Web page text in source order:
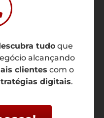
tudo que
alcançando
clientes com o
digitais.